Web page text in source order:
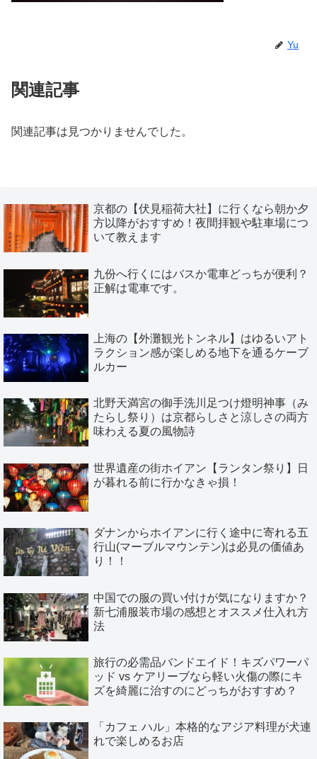
Yu
関連記事
関連記事は見つかりませんでした。
京都の【伏見稲荷大社】に行くなら朝か夕
方以降がおすすめ！夜間拝観や駐車場につ
いて教えます
九份へ行くにはバスか電車どっちが便利？
正解は電車です。
上海の【外灘観光トンネル】はゆるいアト
ラクション感が楽しめる地下を通るケーブ
ルカー
北野天満宮の御手洗川足つけ燈明神事（み
たらし祭り）は京都らしさと涼しさの両方
味わえる夏の風物詩
世界遺産の街ホイアン【ランタン祭り】日
が暮れる前に行かなきゃ損！
ダナンからホイアンに行く途中に寄れる五
行山(マーブルマウンテン)は必見の価値あ
り！！
中国での服の買い付けが気になりますか？
新七浦服装市場の感想とオススメ仕入れ方
法
旅行の必需品バンドエイド！キズパワーパ
ッド vs ケアリーブなら軽い火傷の際にキ
ズを綺麗に治すのにどっちがおすすめ？
「カフェ ハル」本格的なアジア料理が犬連
れで楽しめるお店